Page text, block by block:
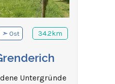
➣ Ost 34.2km
Untergründe